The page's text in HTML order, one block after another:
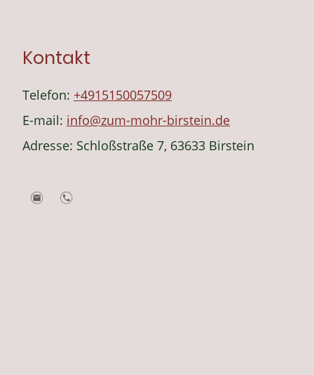
Kontakt
Telefon: +4915150057509
E-mail: info@zum-mohr-birstein.de
Adresse: Schloßstraße 7, 63633 Birstein